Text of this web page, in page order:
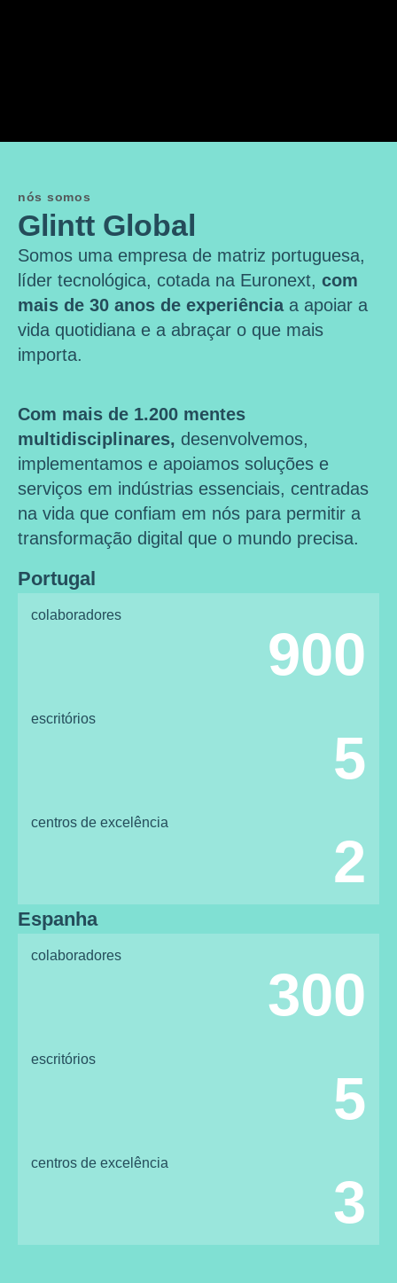
nós somos
Glintt Global
Somos uma empresa de matriz portuguesa,
líder tecnológica, cotada na Euronext, com
mais de 30 anos de experiênciaa apoiar a
vida quotidiana e a abraçar o que mais
importa.
Com mais de 1.200 mentes
multidisciplinares, desenvolvemos,
implementamos e apoiamos soluções e
serviços em indústrias essenciais, centradas
na vida que confiam em nós para permitir a
transformação digital que o mundo precisa.
Portugal
colaboradores
900
escritórios
5
centros de excelência
2
Espanha
colaboradores
300
escritórios
5
centros de excelência
3